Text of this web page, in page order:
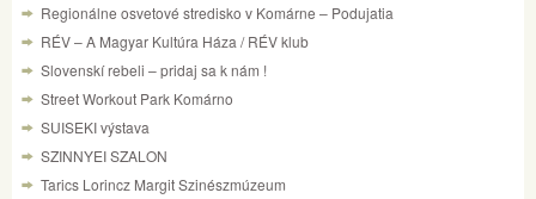
Regionálne osvetové stredisko v Komárne – Podujatia
RÉV – A Magyar Kultúra Háza / RÉV klub
Slovenskí rebeli – pridaj sa k nám !
Street Workout Park Komárno
SUISEKI výstava
SZINNYEI SZALON
Tarics Lorincz Margit Szinészmúzeum